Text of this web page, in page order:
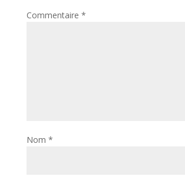
Commentaire *
Nom *